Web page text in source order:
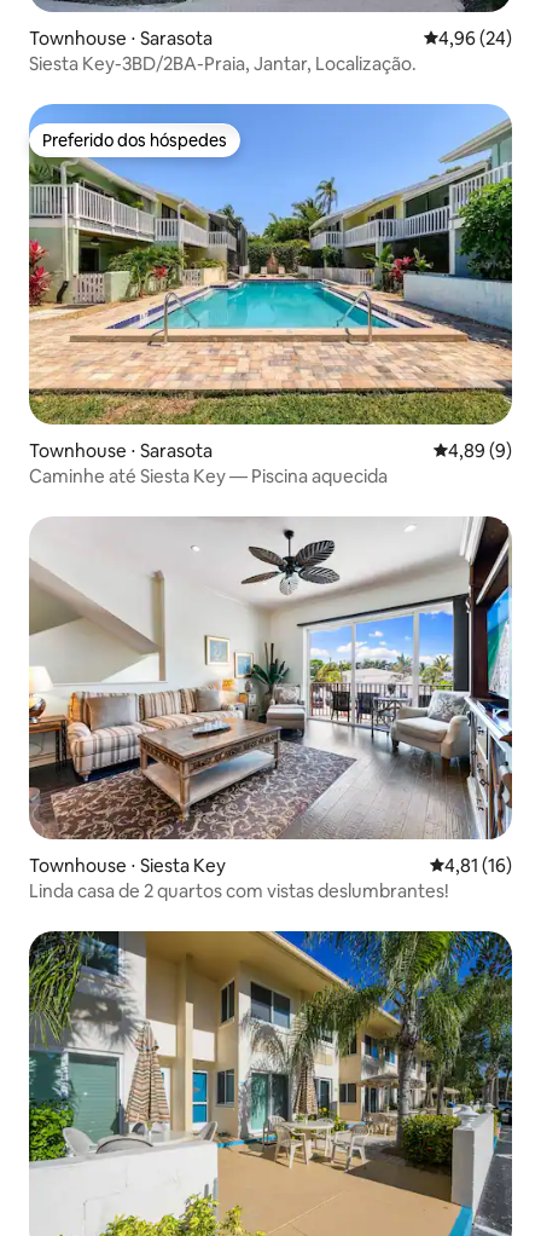
Townhouse ⋅ Sarasota 4,96 de uma
4,96 (24)
Siesta Key-3BD/2BA-Praia, Jantar, Localização.
Preferido dos hóspedes
Preferido dos hóspedes
Townhouse ⋅ Sarasota 4,89 de uma
4,89 (9)
Caminhe até Siesta Key — Piscina aquecida
Townhouse ⋅ Siesta Key 4,81 de uma
4,81 (16)
Linda casa de 2 quartos com vistas deslumbrantes!